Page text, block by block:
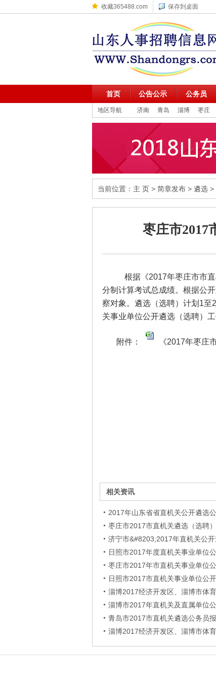
收藏365488.com 保存到桌面
首页 公告公示 公务员
地区导航 济南 青岛 淄博 枣庄
当前位置： 主 页 > 简章发布 > 遴选 >
枣庄市2017
根据《2017年枣庄市市直
分制计算考试总成绩。根据公
察对象。遴选（选聘）计划1至
关事业单位公开遴选（选聘）
附件： 《2017年枣庄
相关资讯
2017年山东省省直机关公开遴选
枣庄市2017市直机关遴选（选聘
济宁市&#8203;2017年直机关公
日照市2017年度直机关事业单位
枣庄市2017年市直机关事业单位
日照市2017市直机关事业单位公
淄博2017经济开发区、淄博市体
淄博市2017年直机关及直属单位
青岛市2017市直机关遴选公务员
淄博2017经济开发区、淄博市体